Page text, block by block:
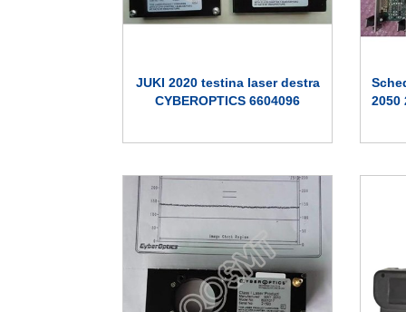
JUKI 2020 testina laser destra
CYBEROPTICS 6604096
2050